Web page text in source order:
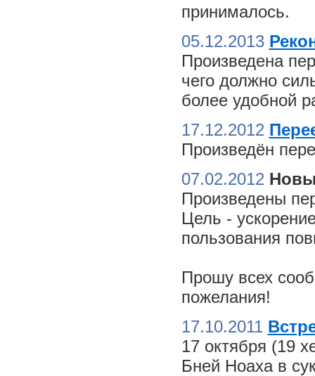
принималось.
05.12.2013
Произведена
чего должно
более удобной
17.12.2012
Произведён
07.02.2012
Произведены
Цель -
пользования
Прошу всех
пожелания!
17.10.2011
17 октября (19
Бней Ноаха в